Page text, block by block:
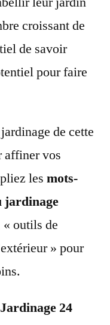
croissant de
de savoir
pour faire
de cette
affiner vos
les mots-
jardinage
outils de
» pour
24